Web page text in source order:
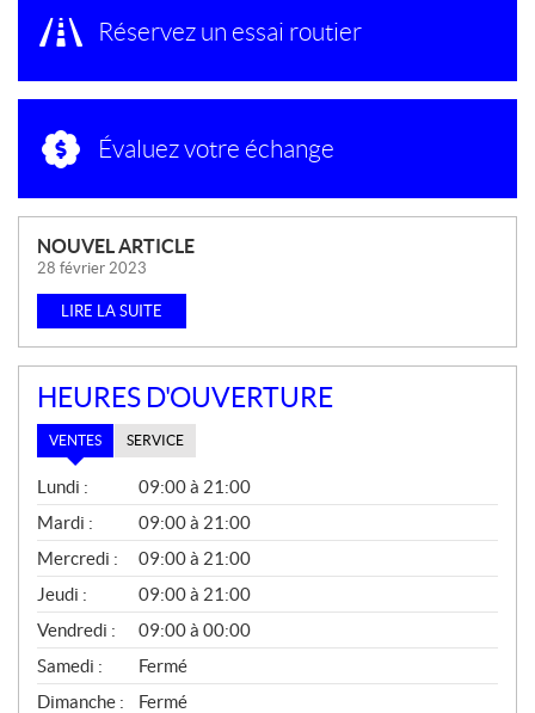
Réservez un essai routier
Évaluez votre échange
N
O
U
V
E
L
L
E
S
NOUVEL ARTICLE
28 février 2023
LIRE LA SUITE
HEURES D'OUVERTURE
VENTES SERVICE
V
E
N
T
E
S
Lundi :
09:00 à 21:00
Mardi :
09:00 à 21:00
Mercredi :
09:00 à 21:00
Jeudi :
09:00 à 21:00
Vendredi :
09:00 à 00:00
Samedi :
Fermé
Dimanche :
Fermé